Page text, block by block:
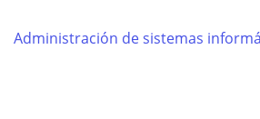
Administración de sistemas